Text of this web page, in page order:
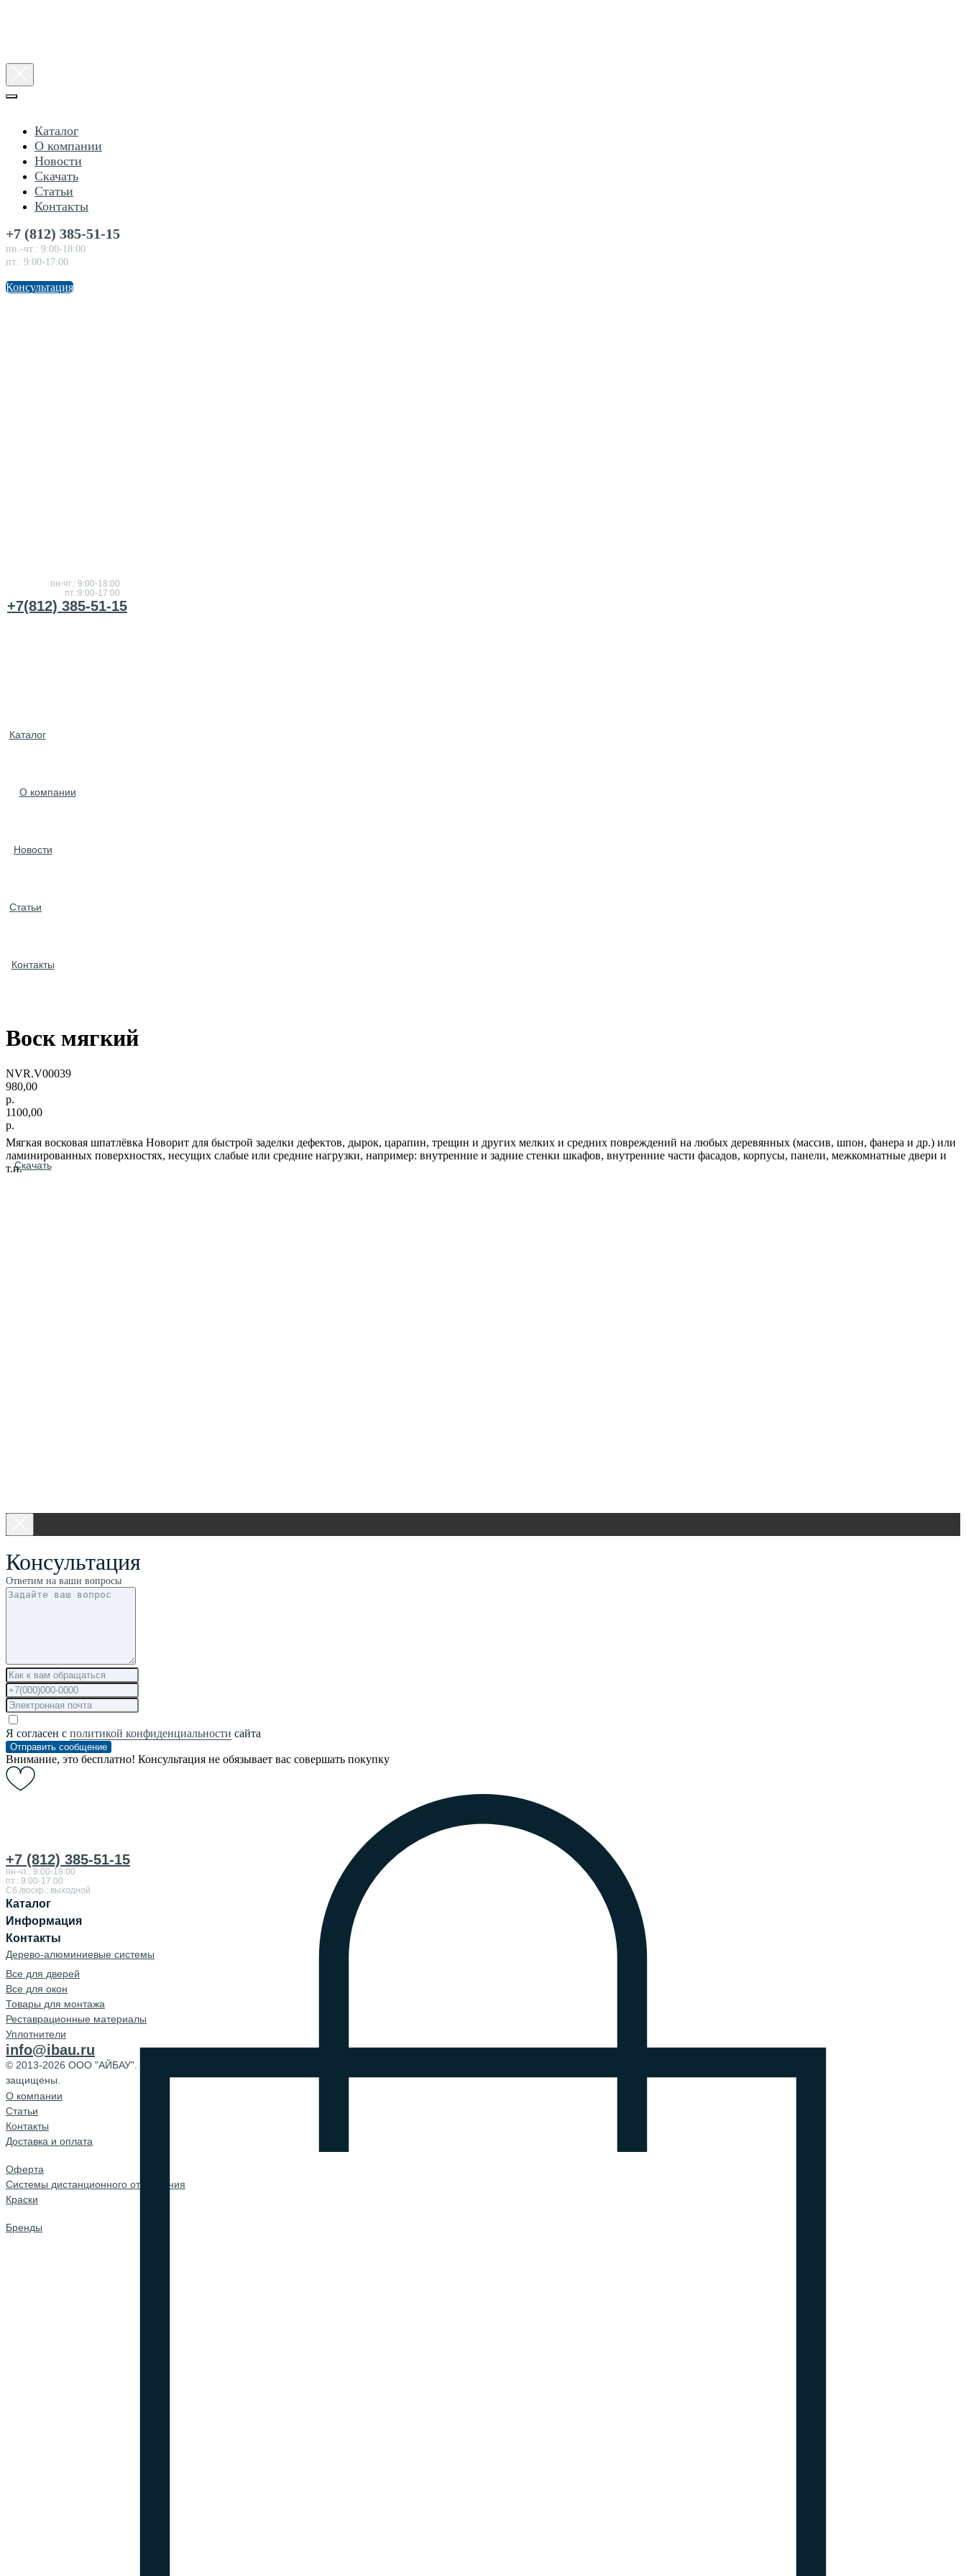
пн-чт.: 9:00-18:00
пт.:9:00-17:00
+7(812) 385-51-15
Каталог
О компании
Новости
Статьи
Контакты
Скачать
Каталог
О компании
Новости
Скачать
Статьи
Контакты
+7 (812) 385-51-15
пн.-чт.: 9:00-18:00
пт.: 9:00-17:00
Консультация
Воск мягкий
NVR.V00039
980,00
р.
1100,00
р.
Мягкая восковая шпатлёвка Новорит для быстрой заделки дефектов, дырок, царапин, трещин и других мелких и средних повреждений на любых деревянных (массив, шпон, фанера и др.) или
ламинированных поверхностях, несущих слабые или средние нагрузки, например: внутренние и задние стенки шкафов, внутренние части фасадов, корпусы, панели, межкомнатные двери и
т.п.
+7 (812) 385-51-15
пн-чт.: 9:00-18:00
пт.: 9.00-17.00
Сб./воскр.: выходной
Каталог
Информация
Контакты
Дерево-алюминиевые системы
Все для дверей
Все для окон
Товары для монтажа
Реставрационные материалы
Уплотнители
info@ibau.ru
© 2013-2026 ООО "АЙБАУ". Все права
защищены.
О компании
Cтатьи
Контакты
Доставка и оплата
Оферта
Системы дистанционного открывания
Краски
Бренды
Консультация
Ответим на ваши вопросы
Я согласен с политикой конфиденциальности сайта
Отправить сообщение
Внимание, это бесплатно! Консультация не обязывает вас совершать покупку